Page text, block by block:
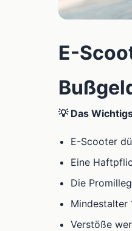
E-
💡 Das
E-Scooter
Eine
Die
Mindestalter
Verstöße